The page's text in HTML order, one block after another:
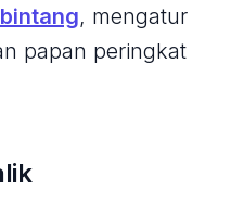
, mengatur
papan peringkat